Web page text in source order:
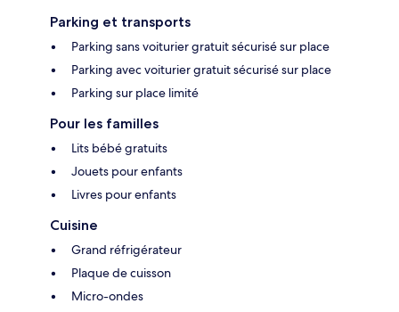
Parking et transports
Parking sans voiturier gratuit sécurisé sur place
Parking avec voiturier gratuit sécurisé sur place
Parking sur place limité
Pour les familles
Lits bébé gratuits
Jouets pour enfants
Livres pour enfants
Cuisine
Grand réfrigérateur
Plaque de cuisson
Micro-ondes